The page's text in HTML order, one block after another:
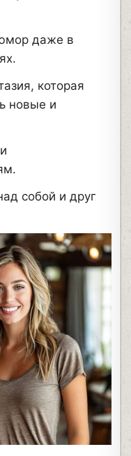
даже в
которая
новые и
собой и друг